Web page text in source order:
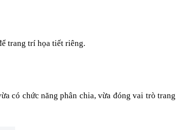
trang trí họa tiết riêng.
có chức năng phân chia, vừa đóng vai trò trang